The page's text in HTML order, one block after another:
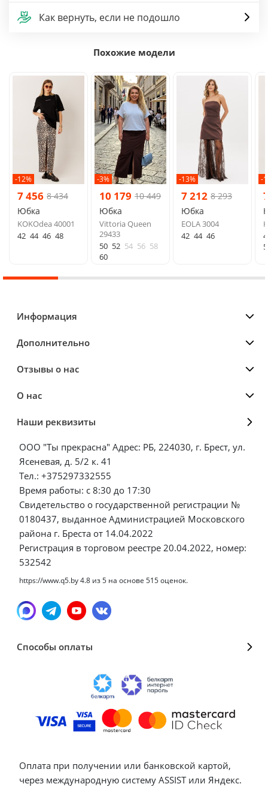
Как вернуть, если не подошло
Похожие модели
-12%
7 456 8 434
Юбка
KOKOdea 40001
42 44 46 48
-3%
10 179 10 449
Юбка
Vittoria Queen
29433
50 52 54 56 58
60
-13%
7 212 8 293
Юбка
EOLA 3004
42 44 46
-
Информация
Дополнительно
Отзывы о нас
О нас
Наши реквизиты
ООО "Ты прекрасна" Адрес: РБ, 224030, г. Брест, ул.
Ясеневая, д. 5/2 к. 41
Тел.: +375297332555
Время работы: с 8:30 до 17:30
Свидетельство о государственной регистрации №
0180437, выданное Администрацией Московского
района г. Бреста от 14.04.2022
Регистрация в торговом реестре 20.04.2022, номер:
532542
https://www.q5.by4.8 из5 на основе 515оценок.
Способы оплаты
Оплата при получении или банковской картой,
через международную систему ASSIST или Яндекс.